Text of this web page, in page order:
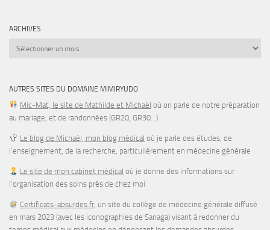
ARCHIVES
Archives
AUTRES SITES DU DOMAINE MIMIRYUDO
Mic-Mat, le site de Mathilde et Michaël où on parle de notre préparation
au mariage, et de randonnées (GR20, GR30…)
Le blog de Michaël, mon blog médical où je parle des études, de
l’enseignement, de la recherche, particulièrement en médecine générale
Le site de mon cabinet médical où je donne des informations sur
l’organisation des soins près de chez moi
Certificats-absurdes.fr, un site du collège de médecine générale diffusé
en mars 2023 (avec les iconographies de Sanaga) visant à redonner du